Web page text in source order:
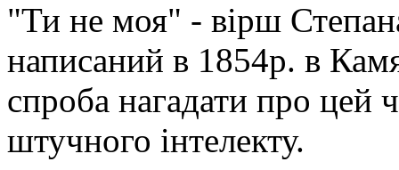
"Ти не моя" - вірш
написаний в 1854р. в
спроба нагадати про цей
штучного інтелекту.